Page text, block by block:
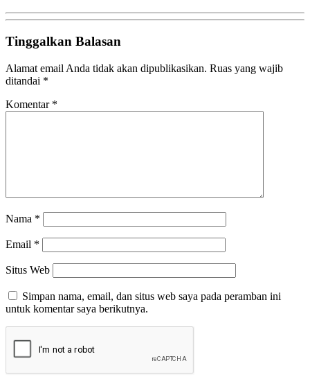
Tinggalkan Balasan
Alamat email Anda tidak akan dipublikasikan. Ruas yang wajib
ditandai *
Komentar *
Nama *
Email *
Situs Web
Simpan nama, email, dan situs web saya pada peramban ini
untuk komentar saya berikutnya.